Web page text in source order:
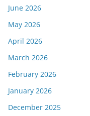
June 2026
May 2026
April 2026
March 2026
February 2026
January 2026
December 2025